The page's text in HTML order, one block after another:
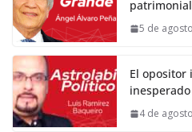
patrimonial
5 de
El opositor
inesperado
4 de